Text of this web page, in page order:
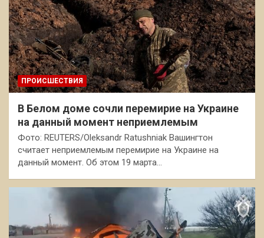
ПРОИСШЕСТВИЯ
В Белом доме сочли перемирие на Украине
на данный момент неприемлемым
Фото: REUTERS/Oleksandr Ratushniak Вашингтон
считает неприемлемым перемирие на Украине на
данный момент. Об этом 19 марта…